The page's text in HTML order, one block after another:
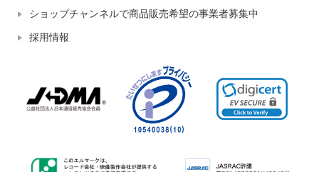
ショップチャンネルで商品販売希望の事業者募集中
採用情報